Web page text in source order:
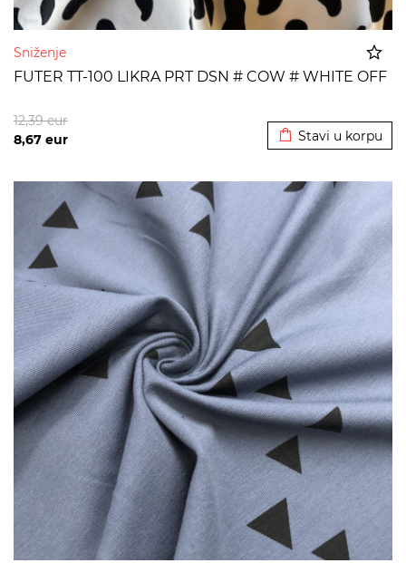
Sniženje
FUTER TT-100 LIKRA PRT DSN # COW # WHITE OFF
8,67 eur
12,39eur
Stavi u korpu